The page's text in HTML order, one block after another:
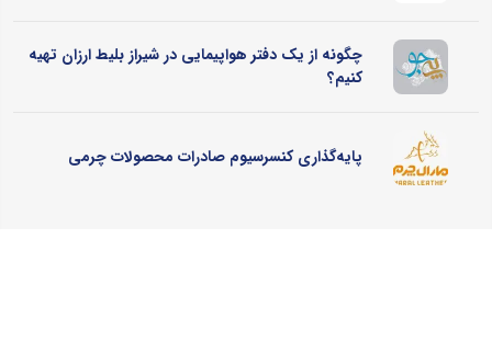
چگونه از یک دفتر هواپیمایی در شیراز بلیط ارزان تهیه
کنیم؟
پایه‌گذاری کنسرسیوم صادرات محصولات چرمی